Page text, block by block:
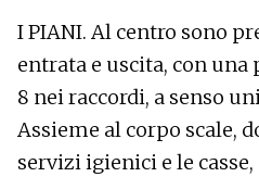
I PIANI. Al centro sono
entrata e uscita, con una
8 nei raccordi, a senso
Assieme al corpo scale,
servizi igienici e le